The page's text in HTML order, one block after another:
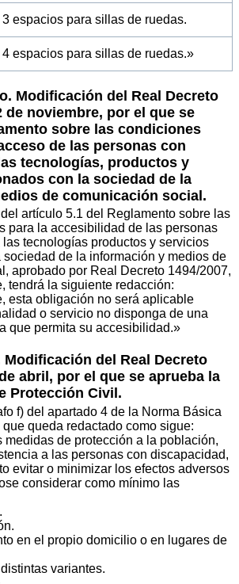
3 espacios para sillas de ruedas.
4 espacios para sillas de ruedas.»
Modificación del Real Decreto
de noviembre, por el que se
sobre las condiciones
de las personas con
tecnologías, productos y
con la sociedad de la
de comunicación social.
artículo 5.1 del Reglamento sobre las
para la accesibilidad de las personas
tecnologías productos y servicios
de la información y medios de
aprobado por Real Decreto 1494/2007,
tendrá la siguiente redacción:
esta obligación no será aplicable
o servicio no disponga de una
que permita su accesibilidad.»
del Real Decreto
abril, por el que se aprueba la
Protección Civil.
f) del apartado 4 de la Norma Básica
queda redactado como sigue:
medidas de protección a la población,
a las personas con discapacidad,
evitar o minimizar los efectos adversos
considerar como mínimo las
en el propio domicilio o en lugares de
variantes.